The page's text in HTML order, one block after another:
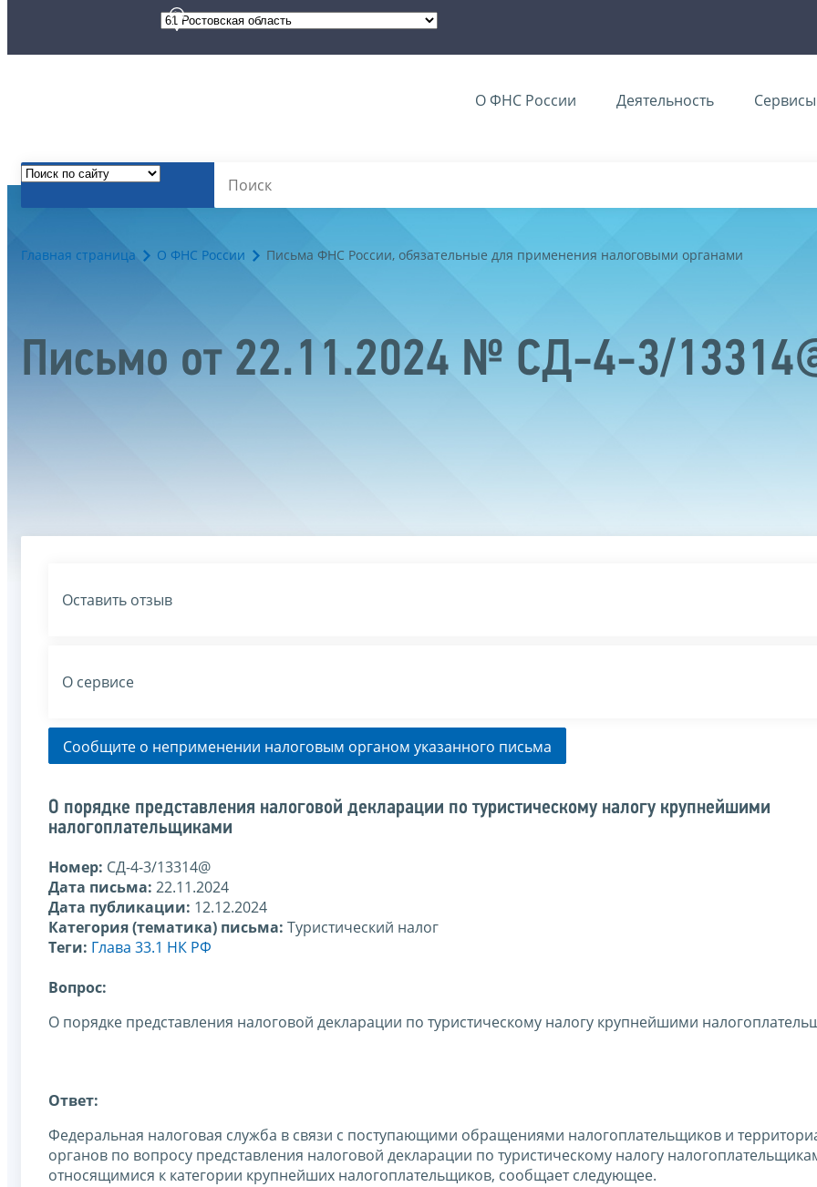
О ФНС России Деятельность Сервисы
Главная страница О ФНС России Письма ФНС России, обязательные для применения налоговыми органами
Письмо от 22.11.2024 № СД-4-3/
Оставить отзыв
О сервисе
Сообщите о неприменении налоговым органом указанного письма
О порядке представления налоговой декларации по туристическому налогу крупнейшими
налогоплательщиками
Номер: СД-4-3/13314@
Дата письма: 22.11.2024
Дата публикации: 12.12.2024
Категория (тематика) письма: Туристический налог
Теги: Глава 33.1 НК РФ
Вопрос:
О порядке представления налоговой декларации по туристическому налогу крупнейшими
Ответ:
Федеральная налоговая служба в связи с поступающими обращениями налогоплательщиков и
органов по вопросу представления налоговой декларации по туристическому налогу
относящимися к категории крупнейших налогоплательщиков, сообщает следующее.